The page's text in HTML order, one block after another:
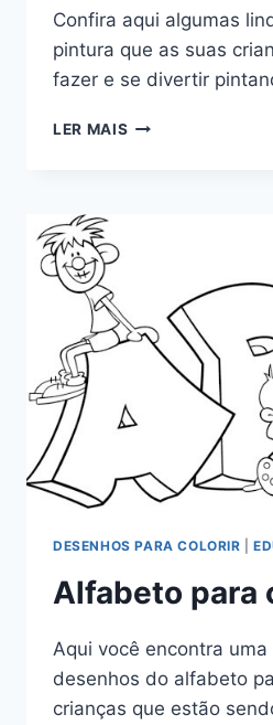
Confira aqui algumas
pintura que as suas
fazer e se divertir
LER MAIS ATIVIDADES
DESENHOS PARA COLORIR |
Alfabeto para
Aqui você encontra
desenhos do alfabeto
crianças que estão